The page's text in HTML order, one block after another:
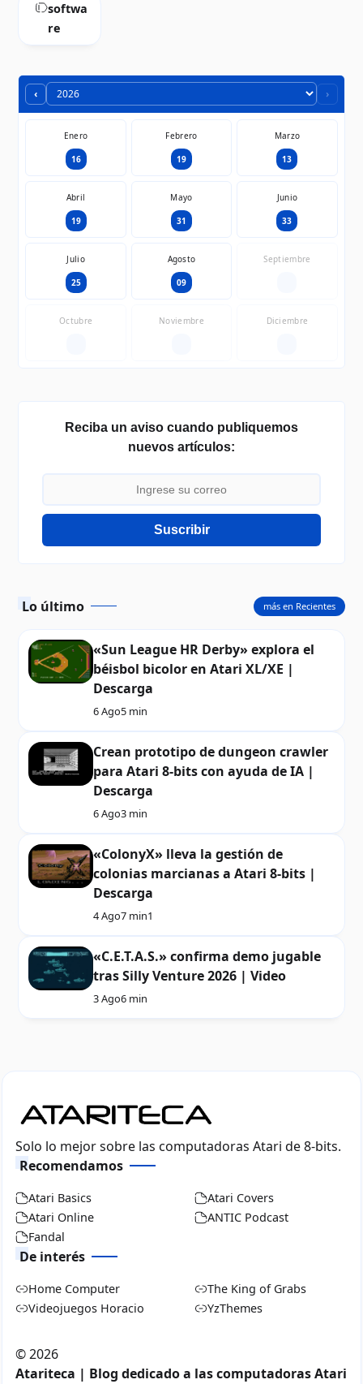
softwa
re
‹ ›
Enero
16
Febrero
19
Marzo
13
Abril
19
Mayo
31
Junio
33
Julio
25
Agosto
09
Septiembre
Octubre Noviembre Diciembre
Reciba un aviso cuando publiquemos
nuevos artículos:
Suscribir
Lo último
«Sun League HR Derby» explora el
béisbol bicolor en Atari XL/XE |
Descarga
6 Ago5 min
Crean prototipo de dungeon crawler
para Atari 8-bits con ayuda de IA |
Descarga
6 Ago3 min
«ColonyX» lleva la gestión de
colonias marcianas a Atari 8-bits |
Descarga
4 Ago7 min1
«C.E.T.A.S.» confirma demo jugable
tras Silly Venture 2026 | Video
3 Ago6 min
más en Recientes
Solo lo mejor sobre las computadoras Atari de 8-bits.
Recomendamos
Atari Basics
Atari Covers
Atari Online
ANTIC Podcast
Fandal
De interés
Home Computer
The King of Grabs
Videojuegos Horacio
YzThemes
©2026
Atariteca | Blog dedicado a las computadoras Atari